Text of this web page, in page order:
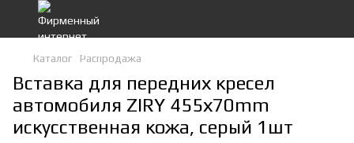
Каталог Распродажа
Вставка для передних кресел
автомобиля ZIRY 455х70mm
искусственная кожа, серый 1шт